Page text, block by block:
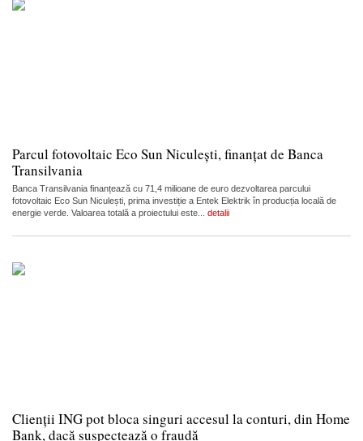
Parcul fotovoltaic Eco Sun Niculești, finanțat de Banca
Transilvania
Banca Transilvania finanțează cu 71,4 milioane de euro dezvoltarea parcului
fotovoltaic Eco Sun Niculești, prima investiție a Entek Elektrik în producția locală de
energie verde. Valoarea totală a proiectului este... detalii
Clienții ING pot bloca singuri accesul la conturi, din Home
Bank, dacă suspectează o fraudă